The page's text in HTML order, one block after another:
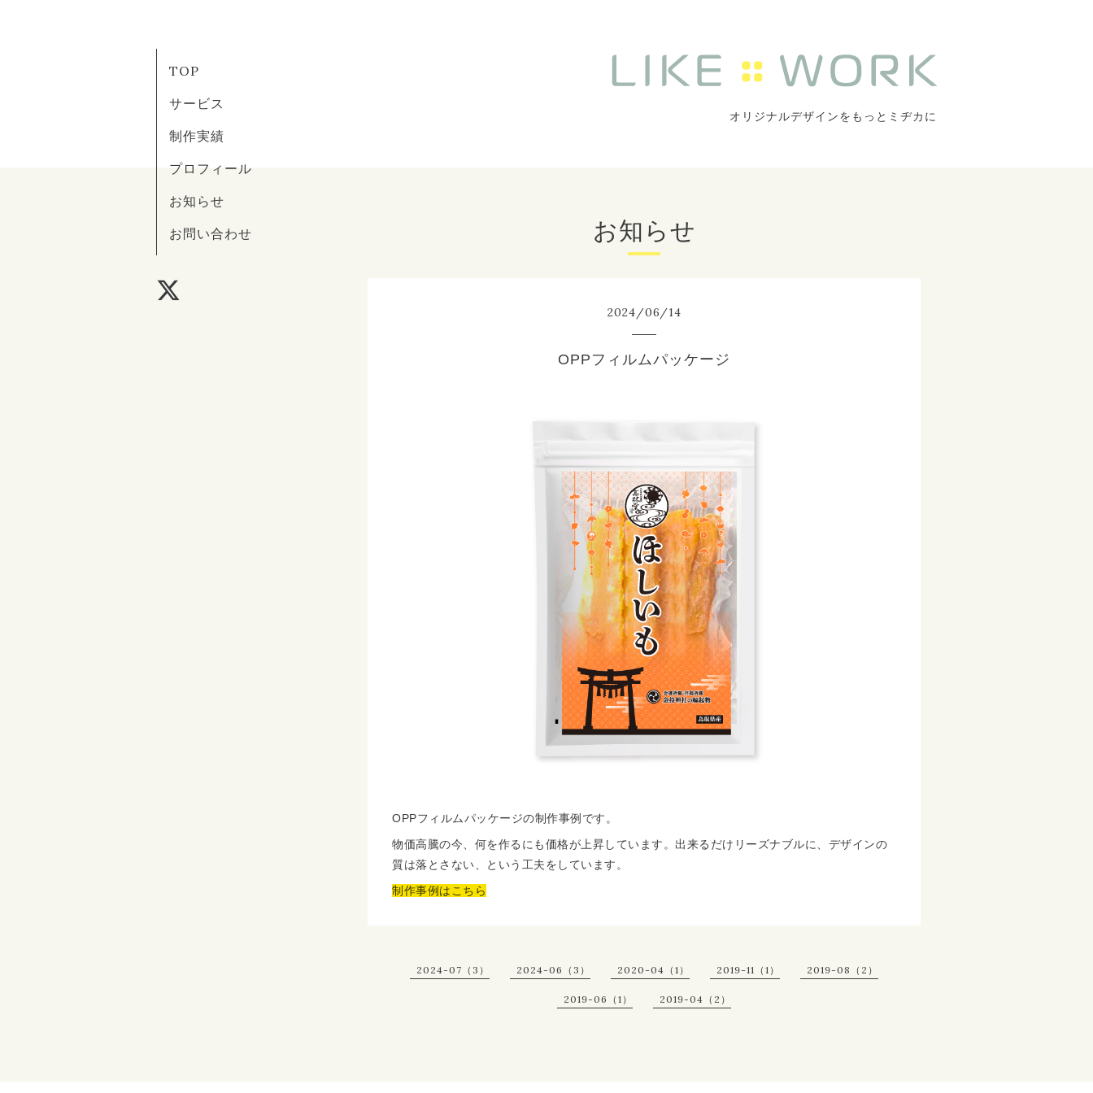
オリジナルデザインをもっとミヂカに
TOP
サービス
制作実績
プロフィール
お知らせ
お問い合わせ
お知らせ
2024/06/14
OPPフィルムパッケージ
OPPフィルムパッケージの制作事例です。
物価高騰の今、何を作るにも価格が上昇しています。出来るだけリーズナブルに、デザインの
質は落とさない、という工夫をしています。
制作事例はこちら
2024-07（3） 2024-06（3） 2020-04（1） 2019-11（1） 2019-08（2）
2019-06（1） 2019-04（2）